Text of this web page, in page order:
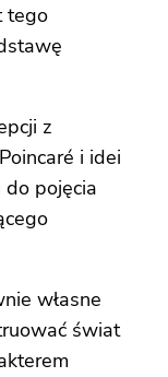
tego
z
i idei
pojęcia
własne
świat